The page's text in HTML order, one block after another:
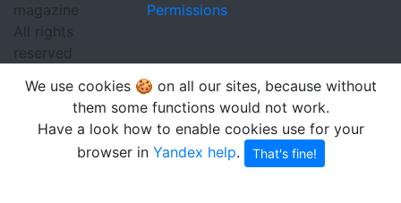
magazine
All rights
reserved
Permissions
We use cookies 🍪 on all our sites, because without
them some functions would not work.
Have a look how to enable cookies use for your
browser in Yandex help. That's fine!